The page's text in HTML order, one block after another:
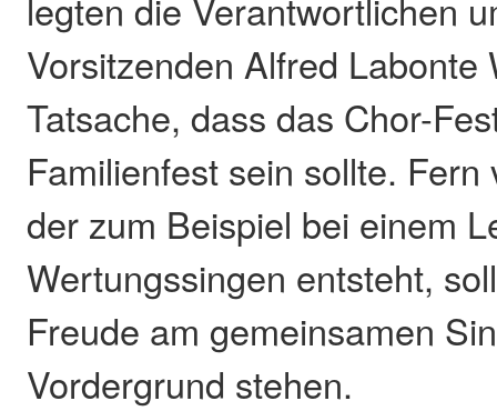
Vorsitzenden Alfred Labonte
Tatsache, dass das Chor-
Familienfest sein sollte.
der zum Beispiel bei einem
Wertungssingen entsteht,
Freude am gemeinsamen
Vordergrund stehen.